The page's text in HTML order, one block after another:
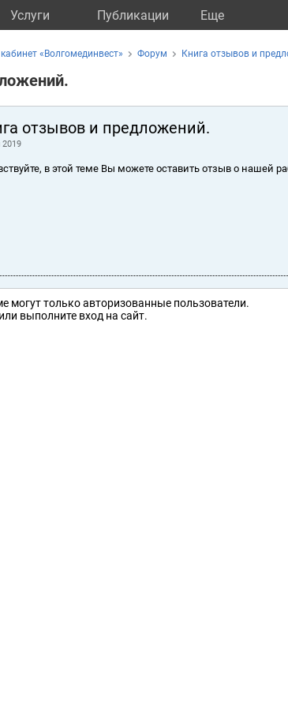
Услуги Публикации Eще
«Волгомединвест» Форум Книга отзывов и
отзывов и предложений.
2019
в этой теме Вы можете оставить отзыв о нашей
могут только авторизованные пользователи.
или выполните вход на сайт.